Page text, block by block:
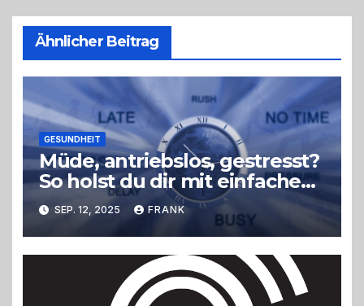
Ähnlicher Beitrag
GESUNDHEIT
Müde, antriebslos, gestresst?
So holst du dir mit einfachen
Tricks neue Energie zurück –
ohne radikale
Veränderungen
SEP. 12, 2025 FRANK